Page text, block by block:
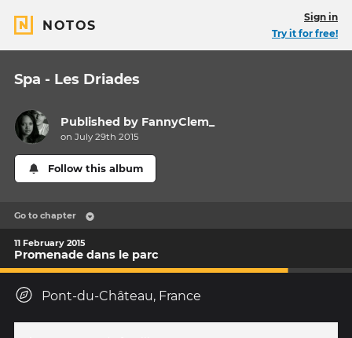
NOTOS
Sign in
Try it for free!
Spa - Les Driades
Published by FannyClem_
on July 29th 2015
Follow this album
Go to chapter
11 February 2015
Promenade dans le parc
Pont-du-Château, France